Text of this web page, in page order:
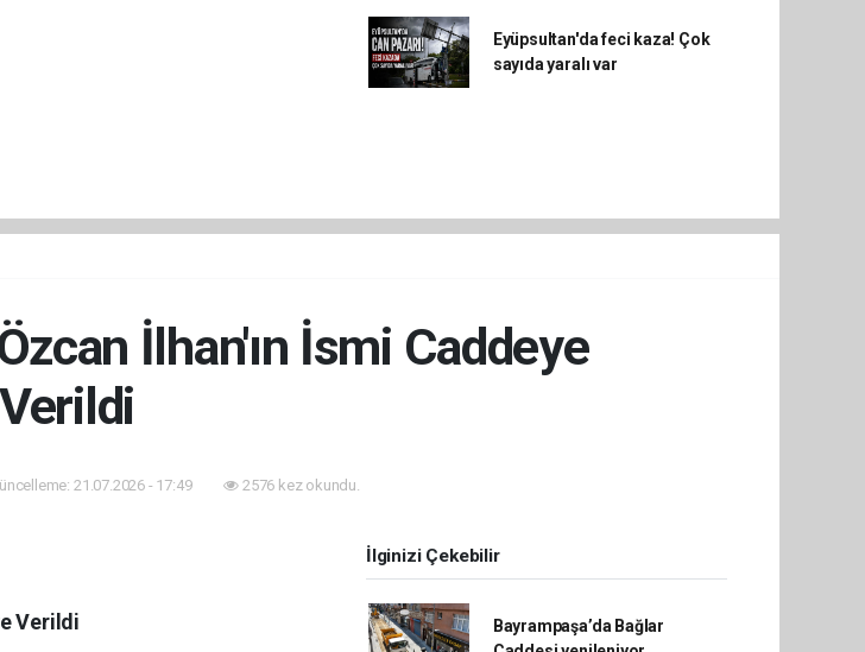
Eyüpsultan'da feci kaza! Çok
sayıda yaralı var
İlhan'ın İsmi Caddeye
Verildi
21.07.2026 - 17:49 2576 kez okundu.
İlginizi Çekebilir
Bayrampaşa’da Bağlar